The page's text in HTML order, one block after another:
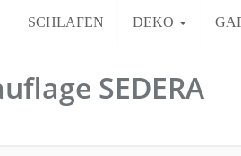
SCHLAFEN DEKO
SEDERA